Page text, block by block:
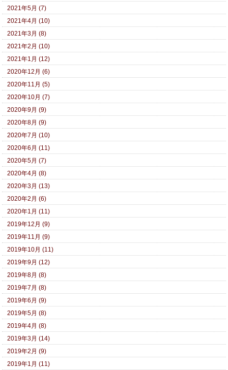
2021年5月 (7)
2021年4月 (10)
2021年3月 (8)
2021年2月 (10)
2021年1月 (12)
2020年12月 (6)
2020年11月 (5)
2020年10月 (7)
2020年9月 (9)
2020年8月 (9)
2020年7月 (10)
2020年6月 (11)
2020年5月 (7)
2020年4月 (8)
2020年3月 (13)
2020年2月 (6)
2020年1月 (11)
2019年12月 (9)
2019年11月 (9)
2019年10月 (11)
2019年9月 (12)
2019年8月 (8)
2019年7月 (8)
2019年6月 (9)
2019年5月 (8)
2019年4月 (8)
2019年3月 (14)
2019年2月 (9)
2019年1月 (11)